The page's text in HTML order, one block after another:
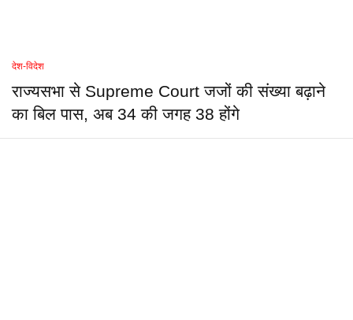
देश-विदेश
राज्यसभा से Supreme Court जजों की संख्या बढ़ाने
का बिल पास, अब 34 की जगह 38 होंगे